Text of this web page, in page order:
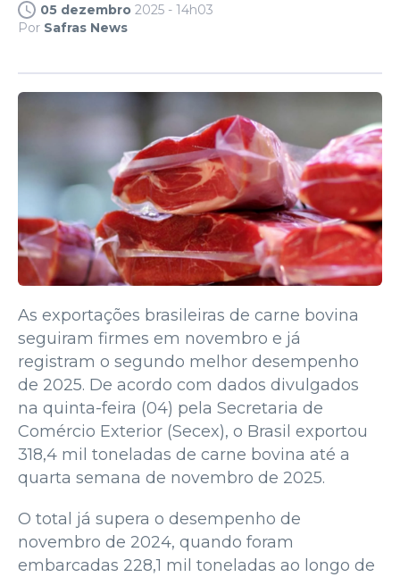
05 dezembro 2025 - 14h03
Por Safras News
As exportações brasileiras de carne bovina
seguiram firmes em novembro e já
registram o segundo melhor desempenho
de 2025. De acordo com dados divulgados
na quinta-feira (04) pela Secretaria de
Comércio Exterior (Secex), o Brasil exportou
318,4 mil toneladas de carne bovina até a
quarta semana de novembro de 2025.
O total já supera o desempenho de
novembro de 2024, quando foram
embarcadas 228,1 mil toneladas ao longo de